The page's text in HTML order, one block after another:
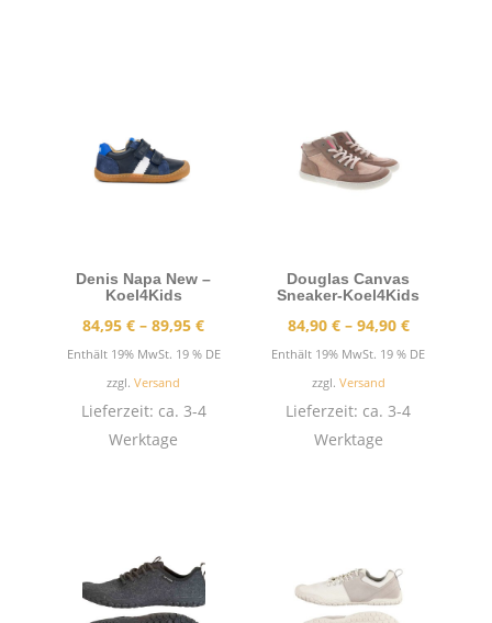
Denis Napa New –
Koel4Kids
84,95€ –89,95€Preisspanne:
84,95 €
89,95 €
Enthält 19% MwSt. 19 % DE
zzgl.Versand
Lieferzeit: ca. 3-4
Werktage
Douglas Canvas
Sneaker-Koel4Kids
84,90 € – 94,90 €
84,90 €
94,90 €
Enthält 19% MwSt. 19 % DE
zzgl. Versand
Lieferzeit: ca. 3-4
Werktage